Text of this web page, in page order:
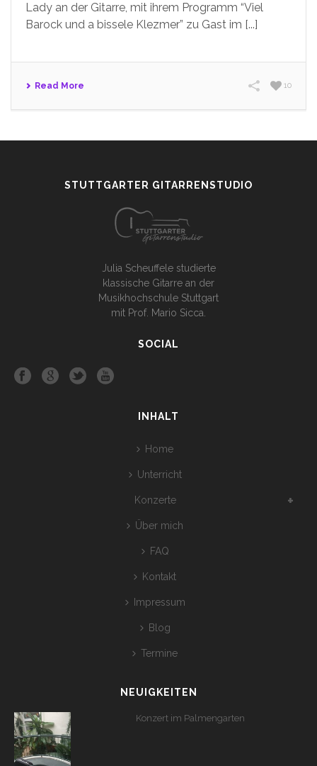
Lady an der Gitarre, mit ihrem Programm “Viel
Barock und a bissele Klezmer” zu Gast im [...]
Read More 10
STUTTGARTER GITARRENSTUDIO
Julia Scheuffele studierte
klassische Gitarre an der
Musikhochschule Stuttgart
mit Prof. Mario Sicca.
SOCIAL
INHALT
Home
Unterricht
Konzerte
Über mich
FAQ
Kontakt
Impressum
Blog
Termine
NEUIGKEITEN
Konzert im Palmengarten